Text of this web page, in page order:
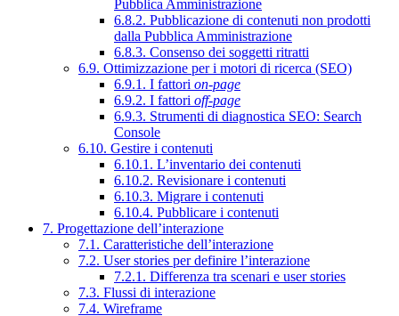
Pubblica Amministrazione
6.8.2. Pubblicazione di contenuti non prodotti
dalla Pubblica Amministrazione
6.8.3. Consenso dei soggetti ritratti
6.9. Ottimizzazione per i motori di ricerca (SEO)
6.9.1. I fattori on-page
6.9.2. I fattori off-page
6.9.3. Strumenti di diagnostica SEO: Search
Console
6.10. Gestire i contenuti
6.10.1. L’inventario dei contenuti
6.10.2. Revisionare i contenuti
6.10.3. Migrare i contenuti
6.10.4. Pubblicare i contenuti
7. Progettazione dell’interazione
7.1. Caratteristiche dell’interazione
7.2. User stories per definire l’interazione
7.2.1. Differenza tra scenari e user stories
7.3. Flussi di interazione
7.4. Wireframe